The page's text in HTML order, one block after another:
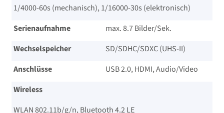
1/​4000-60s (mechanisch), 1/​16000-30s (elektronisch)
Serienaufnahme
max. 8.7 Bilder/​Sek.
Wechselspeicher
SD/​SDHC/​SDXC (UHS-II)
Anschlüsse
USB 2.0, HDMI, Audio/​Video
Wireless
WLAN 802.11b/​g/​n, Bluetooth 4.2 LE